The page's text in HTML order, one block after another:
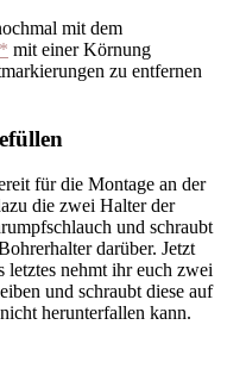
mit dem
mit einer Körnung
zu entfernen
für die Montage an der
die zwei Halter der
und schraubt
darüber. Jetzt
nehmt ihr euch zwei
und schraubt diese auf
herunterfallen kann.